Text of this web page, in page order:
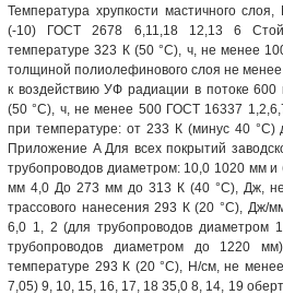
Температура хрупкости мастичного
(-10) ГОСТ 2678 6,11,18 12,13 6
температуре 323 К (50 °С), ч, не менее
толщиной полиолефинового слоя не
к воздействию УФ радиации в потоке 600
(50 °С), ч, не менее 500 ГОСТ 16337
при температуре: от 233 К (минус 40
Приложение A Для всех покрытий
трубопроводов диаметром: 10,0 1020 мм
мм 4,0 До 273 мм до 313 К (40 °С), Дж,
трассового нанесения 293 К (20 °С), Дж/
6,0 1, 2 (для трубопроводов
трубопроводов диаметром до 1220
температуре 293 К (20 °С), Н/см, не
7,05) 9, 10, 15, 16, 17, 18 35,0 8, 14, 19